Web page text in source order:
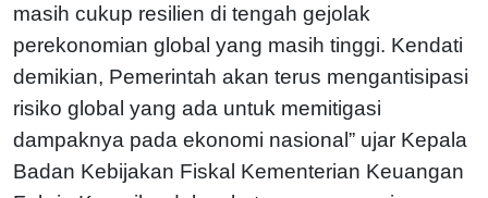
masih cukup resilien di tengah gejolak
perekonomian global yang masih tinggi. Kendati
demikian, Pemerintah akan terus mengantisipasi
risiko global yang ada untuk memitigasi
dampaknya pada ekonomi nasional” ujar Kepala
Badan Kebijakan Fiskal Kementerian Keuangan